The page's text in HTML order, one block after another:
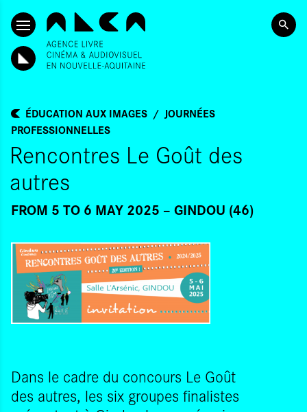
SKIP TO CONTENT
ÉDUCATION AUX IMAGES
JOURNÉES
PROFESSIONNELLES
Rencontres Le Goût des
autres
FROM 5 TO 6 MAY 2025 GINDOU (46)
Dans le cadre du concours Le Goût
des autres, les six groupes finalistes